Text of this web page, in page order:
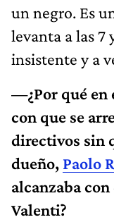
un negro. Es
levanta a las 7
insistente y a
—¿Por qué en
con que se
directivos sin
dueño, Paolo
alcanzaba
Valenti?